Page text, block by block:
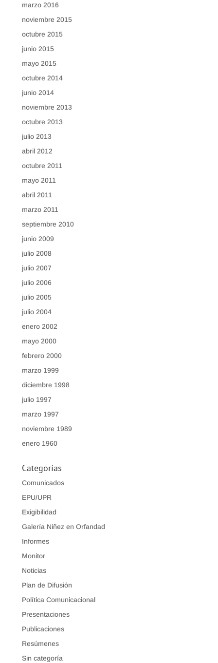
marzo 2016
noviembre 2015
octubre 2015
junio 2015
mayo 2015
octubre 2014
junio 2014
noviembre 2013
octubre 2013
julio 2013
abril 2012
octubre 2011
mayo 2011
abril 2011
marzo 2011
septiembre 2010
junio 2009
julio 2008
julio 2007
julio 2006
julio 2005
julio 2004
enero 2002
mayo 2000
febrero 2000
marzo 1999
diciembre 1998
julio 1997
marzo 1997
noviembre 1989
enero 1960
Categorías
Comunicados
EPU/UPR
Exigibilidad
Galería Niñez en Orfandad
Informes
Monitor
Noticias
Plan de Difusión
Política Comunicacional
Presentaciones
Publicaciones
Resúmenes
Sin categoría